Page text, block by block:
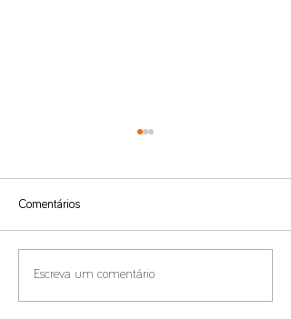
Benefícios Fiscais e
Comentários
Escreva um comentário